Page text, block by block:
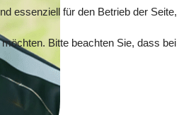
essenziell für den Betrieb der
Bitte beachten Sie, dass